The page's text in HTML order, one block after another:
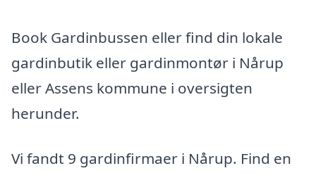
Book Gardinbussen eller find din lokale
gardinbutik eller gardinmontør i Nårup
eller Assens kommune i oversigten
herunder.
Vi fandt 9 gardinfirmaer i Nårup. Find en